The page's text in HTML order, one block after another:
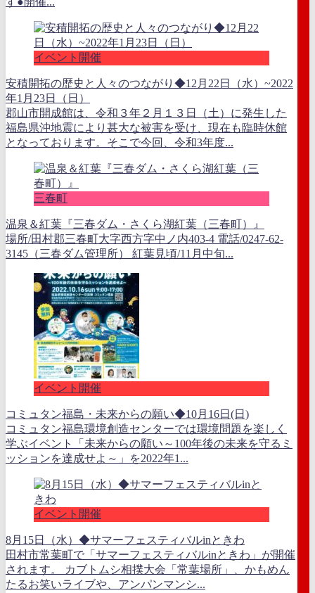
イベント開催
安積開拓の歴史と人々のつながり◆12月22日（水）~2022
年1月23日（日）
郡山市開成館は、令和３年２月１３日（土）に発生した
福島県沖地震により甚大な被害を受け、現在も臨時休館
となっております。そこで今回、令和3年度...
三春町
温泉＆紅葉『三春ダム・さくら湖紅葉（三春町）』
場所/田村郡三春町大字西方字中ノ内403-4 電話/0247-62-
3145（三春ダム管理所） 紅葉見頃/11月中旬...
イベント開催
コミュタン福島・未来からの願い◆10月16日(日)
コミュタン福島環境創造センターでは環境問題を楽しく
学ぶイベント「未来からの願い～100年後の未来を守るミ
ッションを達成せよ～」を2022年1...
イベント開催
8月15日（水）◆サマーフェスティバルinときわ
田村市常葉町で「サマーフェスティバルinときわ」が開催
されます。 カブトムシ相撲大会「常葉場所」、かもめん
たるお笑いライブや、アンパンマンシ...